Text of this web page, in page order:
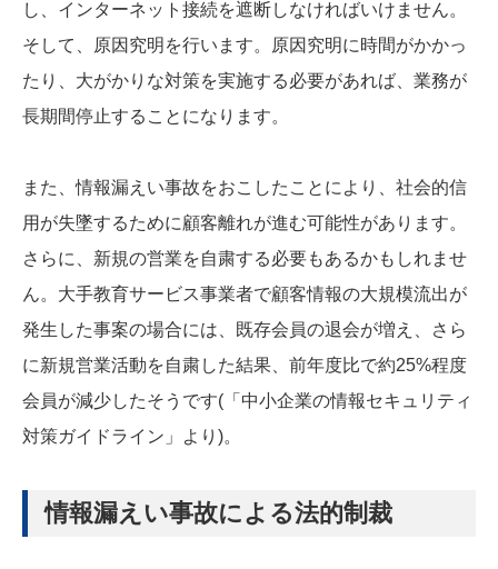
し、インターネット接続を遮断しなければいけません。
そして、原因究明を行います。原因究明に時間がかかっ
たり、大がかりな対策を実施する必要があれば、業務が
長期間停止することになります。
また、情報漏えい事故をおこしたことにより、社会的信
用が失墜するために顧客離れが進む可能性があります。
さらに、新規の営業を自粛する必要もあるかもしれませ
ん。大手教育サービス事業者で顧客情報の大規模流出が
発生した事案の場合には、既存会員の退会が増え、さら
に新規営業活動を自粛した結果、前年度比で約25%程度
会員が減少したそうです(「中小企業の情報セキュリティ
対策ガイドライン」より)。
情報漏えい事故による法的制裁